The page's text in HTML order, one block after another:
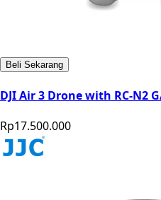
Beli Sekarang
DJI Air 3 Drone with RC-N2
Rp17.500.000